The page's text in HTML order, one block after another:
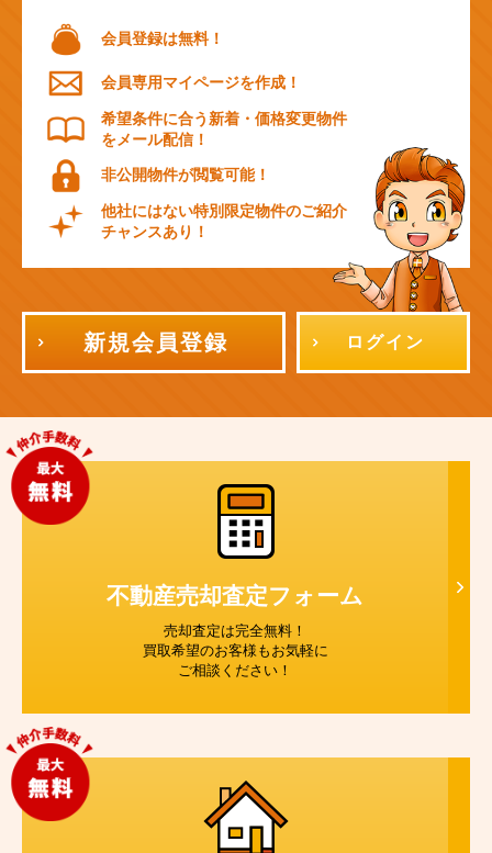
会員登録は無料！
会員専用マイページを作成！
希望条件に合う新着・価格変更物件
をメール配信！
非公開物件が閲覧可能！
他社にはない特別限定物件のご紹介
チャンスあり！
新規会員登録 ログイン
不動産売却査定フォーム
売却査定は完全無料！
買取希望のお客様もお気軽に
ご相談ください！